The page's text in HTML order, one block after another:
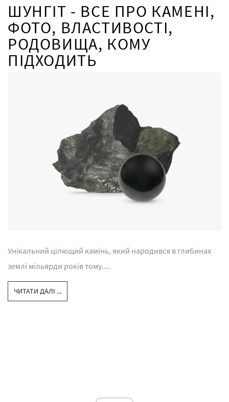
ШУНГІТ - ВСЕ ПРО КАМЕНІ,
ФОТО, ВЛАСТИВОСТІ,
РОДОВИЩА, КОМУ
ПІДХОДИТЬ
Унікальний цілющий камінь, який народився в глибинах
землі мільярди років тому....
ЧИТАТИ ДАЛІ ...